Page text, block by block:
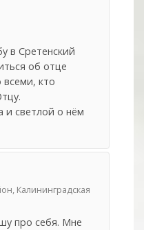
в Сретенский
об отце
кто
и светлой о нём
Калининградская
про себя. Мне